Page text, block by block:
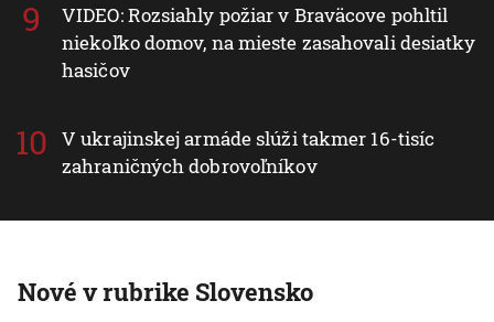
VIDEO: Rozsiahly požiar v Braväcove pohltil
niekoľko domov, na mieste zasahovali desiatky
hasičov
V ukrajinskej armáde slúži takmer 16-tisíc
zahraničných dobrovoľníkov
Nové v rubrike Slovensko